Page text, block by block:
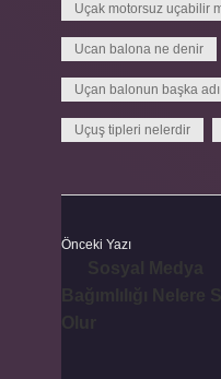
Uçak motorsuz uçabilir
Ucan balona ne denir
Uçan balonun başka adı
Uçuş tipleri nelerdir
Önceki Yazı